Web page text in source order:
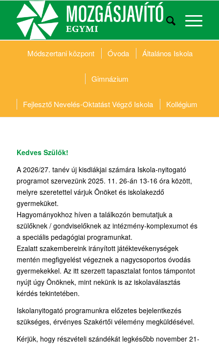
Módszertani központ Óvoda Általános Iskola
Gimnázium
Fejlesztő Nevelés-Oktatást Végző Iskola Kollégium
Kedves Szülők!
A 2026/27. tanév új kisdiákjai számára Iskola-nyitogató
programot szervezünk 2025. 11. 26-án 13-16 óra között,
melyre szeretettel várjuk Önöket és iskolakezdő
gyermeküket.
Hagyományokhoz híven a találkozón bemutatjuk a
szülőknek / gondviselőknek az intézmény-komplexumot és
a speciális pedagógiai programunkat.
Ezalatt szakembereink irányított játéktevékenységek
mentén megfigyelést végeznek a nagycsoportos óvodás
gyermekekkel. Az itt szerzett tapasztalat fontos támpontot
nyújt úgy Önöknek, mint nekünk is az iskolaválasztás
kérdés tekintetében.
Iskolanyitogató programunkra előzetes bejelentkezés
szükséges, érvényes Szakértői vélemény megküldésével.
Kérjük, hogy részvételi szándékát legkésőbb november 21-